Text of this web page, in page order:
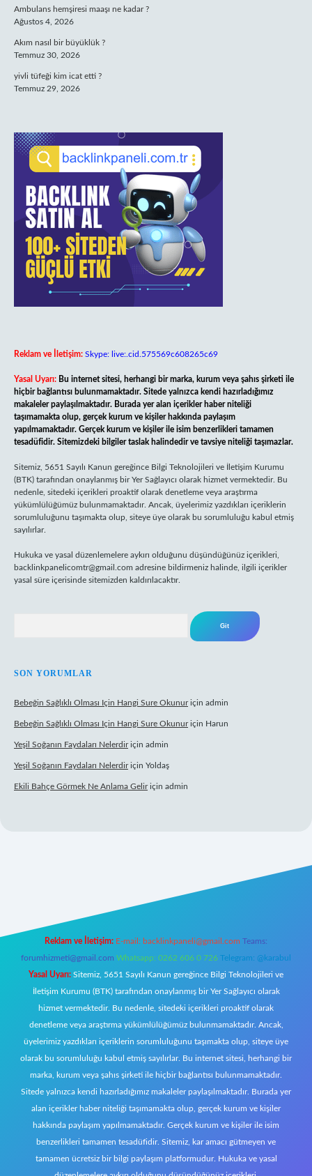
Ambulans hemşiresi maaşı ne kadar ?
Ağustos 4, 2026
Akım nasıl bir büyüklük ?
Temmuz 30, 2026
yivli tüfeği kim icat etti ?
Temmuz 29, 2026
Reklam ve İletişim: Skype: live:.cid.575569c608265c69
Yasal Uyarı: Bu internet sitesi, herhangi bir marka, kurum veya şahıs şirketi ile
hiçbir bağlantısı bulunmamaktadır. Sitede yalnızca kendi hazırladığımız
makaleler paylaşılmaktadır. Burada yer alan içerikler haber niteliği
taşımamakta olup, gerçek kurum ve kişiler hakkında paylaşım
yapılmamaktadır. Gerçek kurum ve kişiler ile isim benzerlikleri tamamen
tesadüfidir. Sitemizdeki bilgiler taslak halindedir ve tavsiye niteliği taşımazlar.
Sitemiz, 5651 Sayılı Kanun gereğince Bilgi Teknolojileri ve İletişim Kurumu
(BTK) tarafından onaylanmış bir Yer Sağlayıcı olarak hizmet vermektedir. Bu
nedenle, sitedeki içerikleri proaktif olarak denetleme veya araştırma
yükümlülüğümüz bulunmamaktadır. Ancak, üyelerimiz yazdıkları içeriklerin
sorumluluğunu taşımakta olup, siteye üye olarak bu sorumluluğu kabul etmiş
sayılırlar.
Hukuka ve yasal düzenlemelere aykırı olduğunu düşündüğünüz içerikleri,
backlinkpanelicomtr@gmail.com adresine bildirmeniz halinde, ilgili içerikler
yasal süre içerisinde sitemizden kaldırılacaktır.
SON YORUMLAR
Bebeğin Sağlıklı Olması Için Hangi Sure Okunuriçin admin
Bebeğin Sağlıklı Olması Için Hangi Sure Okunuriçin Harun
Yeşil Soğanın Faydaları Nelerdiriçin admin
Yeşil Soğanın Faydaları Nelerdiriçin Yoldaş
Ekili Bahçe Görmek Ne Anlama Geliriçin admin
Reklam ve İletişim: E-mail: backlinkpaneli@gmail.com Teams:
forumhizmeti@gmail.com Whatsapp: 0262 606 0 726 Telegram: @karabul
Yasal Uyarı: Sitemiz, 5651 Sayılı Kanun gereğince Bilgi Teknolojileri ve
İletişim Kurumu (BTK) tarafından onaylanmış bir Yer Sağlayıcı olarak
hizmet vermektedir. Bu nedenle, sitedeki içerikleri proaktif olarak
denetleme veya araştırma yükümlülüğümüz bulunmamaktadır. Ancak,
üyelerimiz yazdıkları içeriklerin sorumluluğunu taşımakta olup, siteye üye
olarak bu sorumluluğu kabul etmiş sayılırlar. Bu internet sitesi, herhangi bir
marka, kurum veya şahıs şirketi ile hiçbir bağlantısı bulunmamaktadır.
Sitede yalnızca kendi hazırladığımız makaleler paylaşılmaktadır. Burada yer
alan içerikler haber niteliği taşımamakta olup, gerçek kurum ve kişiler
hakkında paylaşım yapılmamaktadır. Gerçek kurum ve kişiler ile isim
benzerlikleri tamamen tesadüfidir. Sitemiz, kar amacı gütmeyen ve
tamamen ücretsiz bir bilgi paylaşım platformudur. Hukuka ve yasal